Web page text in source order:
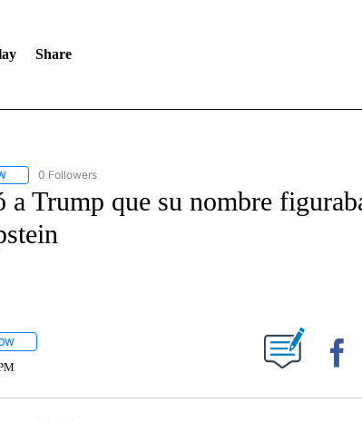
Share
FOLLOW "CNN - SPANISH" TO RECEIVE NOTIFICATIONS ABOUT NEW
0 Followers
Trump que su nombre
FOLLOW "" TO RECEIVE NOTIFICATIONS ABOUT NEW PAGES ON "".